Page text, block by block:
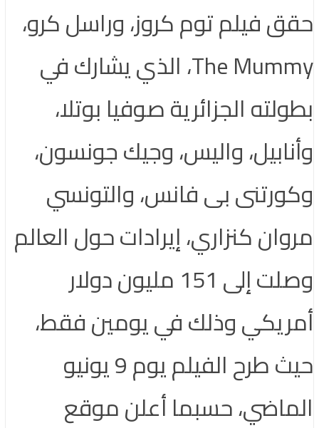
حقق فيلم توم كروز، وراسل كرو،
The Mummy، الذي يشارك في
بطولته الجزائرية صوفيا بوتلا،
وأنابيل، واليس، وجيك جونسون،
وكورتنى بى فانس، والتونسي
مروان كنزاري، إيرادات حول العالم
وصلت إلى 151 مليون دولار
أمريكي وذلك في يومين فقط،
حيث طرح الفيلم يوم 9 يونيو
الماضي، حسبما أعلن موقع